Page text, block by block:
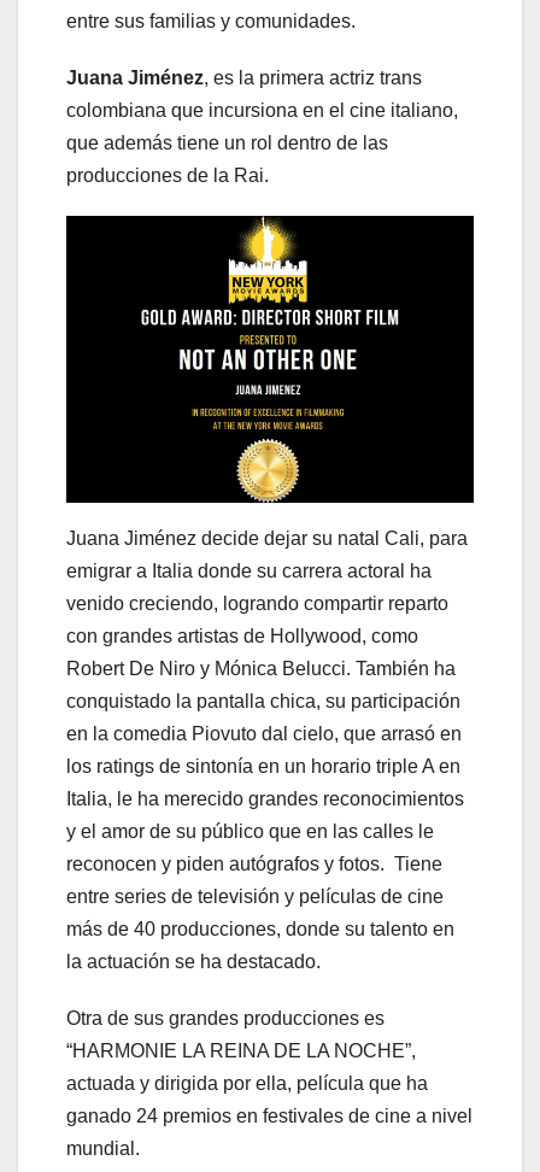
entre sus familias y comunidades.
Juana Jiménez, es la primera actriz trans
colombiana que incursiona en el cine italiano,
que además tiene un rol dentro de las
producciones de la Rai.
Juana Jiménez decide dejar su natal Cali, para
emigrar a Italia donde su carrera actoral ha
venido creciendo, logrando compartir reparto
con grandes artistas de Hollywood, como
Robert De Niro y Mónica Belucci. También ha
conquistado la pantalla chica, su participación
en la comedia Piovuto dal cielo, que arrasó en
los ratings de sintonía en un horario triple A en
Italia, le ha merecido grandes reconocimientos
y el amor de su público que en las calles le
reconocen y piden autógrafos y fotos. Tiene
entre series de televisión y películas de cine
más de 40 producciones, donde su talento en
la actuación se ha destacado.
Otra de sus grandes producciones es
“HARMONIE LA REINA DE LA NOCHE”,
actuada y dirigida por ella, película que ha
ganado 24 premios en festivales de cine a nivel
mundial.